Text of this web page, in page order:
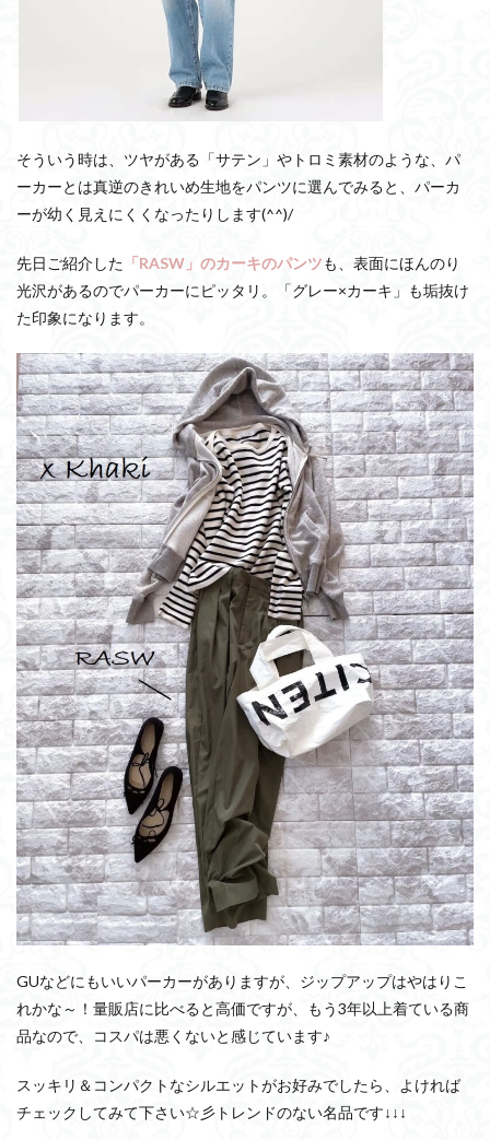
そういう時は、ツヤがある「サテン」やトロミ素材のような、パ
ーカーとは真逆のきれいめ生地をパンツに選んでみると、パーカ
ーが幼く見えにくくなったりします(^^)/
先日ご紹介した 「RASW」のカーキのパンツも、表面にほんのり
光沢があるのでパーカーにピッタリ。「グレー×カーキ」も垢抜け
た印象になります。
GUなどにもいいパーカーがありますが、ジップアップはやはりこ
れかな～！量販店に比べると高価ですが、もう3年以上着ている商
品なので、コスパは悪くないと感じています♪
スッキリ＆コンパクトなシルエットがお好みでしたら、よければ
チェックしてみて下さい☆彡トレンドのない名品です↓↓↓